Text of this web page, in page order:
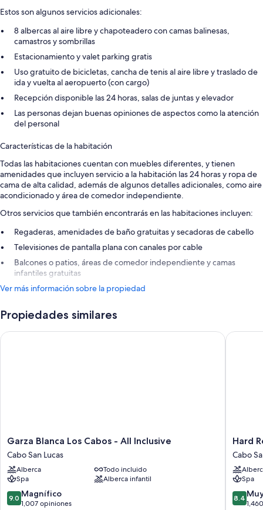
Estos son algunos servicios adicionales:
8 albercas al aire libre y chapoteadero con camas balinesas,
camastros y sombrillas
Estacionamiento y valet parking gratis
Uso gratuito de bicicletas, cancha de tenis al aire libre y traslado de
ida y vuelta al aeropuerto (con cargo)
Recepción disponible las 24 horas, salas de juntas y elevador
Las personas dejan buenas opiniones de aspectos como la atención
del personal
Características de la habitación
Todas las habitaciones cuentan con muebles diferentes, y tienen
amenidades que incluyen servicio a la habitación las 24 horas y ropa de
cama de alta calidad, además de algunos detalles adicionales, como aire
acondicionado y área de comedor independiente.
Otros servicios que también encontrarás en las habitaciones incluyen:
Regaderas, amenidades de baño gratuitas y secadoras de cabello
Televisiones de pantalla plana con canales por cable
Balcones o patios, áreas de comedor independiente y camas
infantiles gratuitas
Ver más información sobre la propiedad
Propiedades similares
Garza
Blanca
Los
Cabos
-
All
Inclusive
Garza Blanca Los Cabos - All Inclusive
Cabo San Lucas
Alberca
Todo incluido
Spa
Alberca infantil
9.0
de
9.0 Magnífico
1,007 opiniones
Garza Blanca Los Cabos - All Inclusive
Hard
Rock
Hotel
Los
Cabos
All
Inclusive
Hard
Cabo
Spa
8.4
de
8.4
Hard